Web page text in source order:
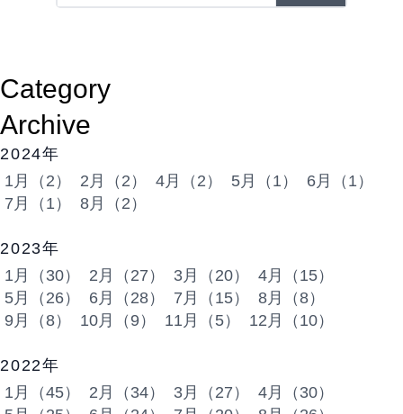
Category
Archive
2024年
1月（2）
2月（2） 4月（2） 5月（1）
6月（1）
7月（1）
8月（2）
2023年
1月（30）
2月（27） 3月（20）
4月（15）
5月（26）
6月（28） 7月（15）
8月（8）
9月（8）
10月（9） 11月（5） 12月（10）
2022年
1月（45）
2月（34） 3月（27）
4月（30）